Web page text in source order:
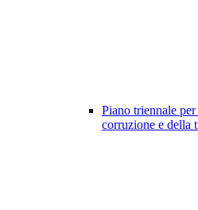
Piano triennale
corruzione e della